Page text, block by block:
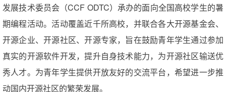
发展技术委员会（CCF ODTC） 承办的面向全国高校学生的暑
期编程活动。活动覆盖近千所高校，并联合各大开源基金会、
开源企业、开源社区、开源专家，旨在鼓励青年学生通过参加
真实的开源软件开发，提升自身技术能力，为开源社区输送优
秀人才。为青年学生提供开放友好的交流平台，希望进一步推
动国内开源社区的繁荣发展。